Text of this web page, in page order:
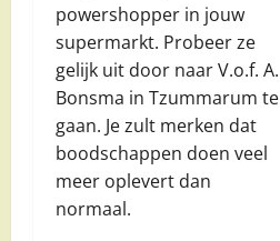
powershopper in jouw
supermarkt. Probeer ze
gelijk uit door naar V.o.f. A.
Bonsma in Tzummarum te
gaan. Je zult merken dat
boodschappen doen veel
meer oplevert dan
normaal.